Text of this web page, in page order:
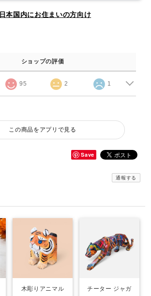
日本国内にお住まいの方向け
ショップの評価
95 2 1
この商品をアプリで見る
Save
通報する
木彫りアニマル
チーター ジャガ